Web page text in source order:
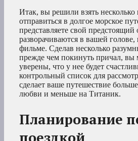
Итак, вы решили взять
отправиться в долгое морское
представляете свой
разворачиваются в вашей голове,
фильме. Сделав несколько
прежде чем покинуть причал, вы
уверены, что у нее будет
контрольный список для
сделает ваше путешествие
любви и меньше на Титаник.
Планирование
поездкой